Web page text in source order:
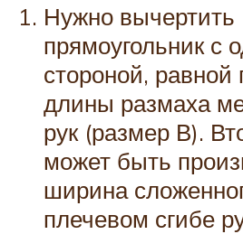
Нужно вычертить
прямоугольник с
стороной, равной
длины размаха
рук (размер В).
может быть
ширина
плечевом сгибе